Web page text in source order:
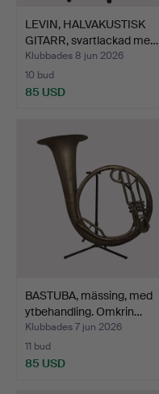
LEVIN, HALVAKUSTISK
GITARR, svartlackad me…
Klubbades 8 jun 2026
10 bud
85 USD
BASTUBA, mässing, med
ytbehandling. Omkrin…
Klubbades 7 jun 2026
11 bud
85 USD